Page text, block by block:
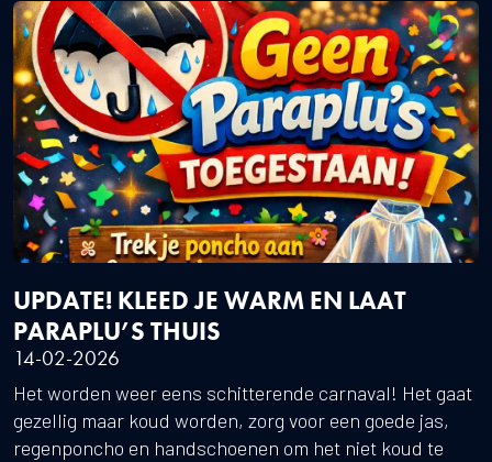
UPDATE! KLEED JE WARM EN LAAT
PARAPLU’S THUIS
14-02-2026
Het worden weer eens schitterende carnaval! Het gaat
gezellig maar koud worden, zorg voor een goede jas,
regenponcho en handschoenen om het niet koud te